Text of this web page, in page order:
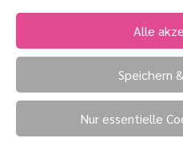
Alle
Speichern
Nur essentielle
Glandulae tarsales
Glaskörper
Glaskörper (Corpus